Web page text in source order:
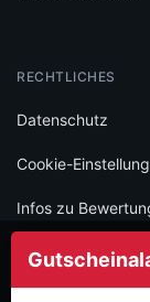
RECHTLICHES
Datenschutz
Cookie-
Infos zu
AGB